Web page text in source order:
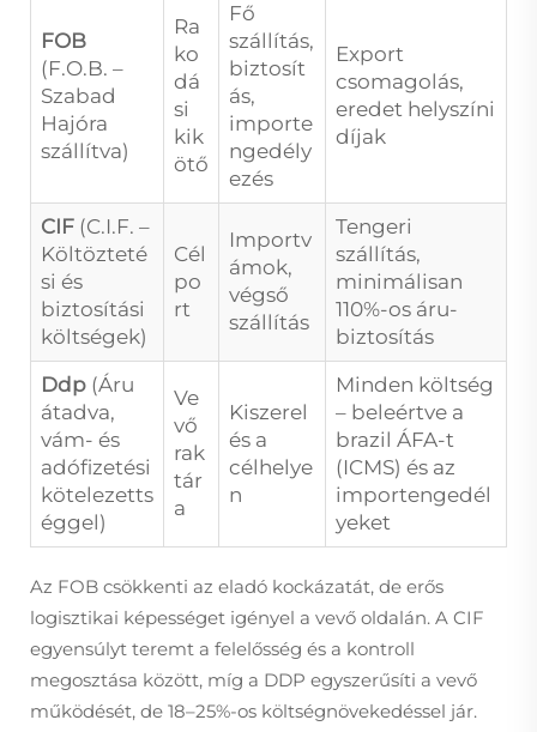
FOB
(F.O.B. –
Szabad
Hajóra
szállítva)
Ra
ko
dá
si
kik
ötő
Fő
szállítás,
biztosít
ás,
importe
ngedély
ezés
Export
csomagolás,
eredet helyszíni
díjak
CIF (C.I.F. –
Költözteté
si és
biztosítási
költségek)
Cél
po
rt
Importv
ámok,
végső
szállítás
Tengeri
szállítás,
minimálisan
110%-os áru-
biztosítás
Ddp (Áru
átadva,
vám- és
adófizetési
kötelezetts
éggel)
Ve
vő
rak
tár
a
Kiszerel
és a
célhelye
n
Minden költség
– beleértve a
brazil ÁFA-t
(ICMS) és az
importengedél
yeket
Az FOB csökkenti az eladó kockázatát, de erős
logisztikai képességet igényel a vevő oldalán. A CIF
egyensúlyt teremt a felelősség és a kontroll
megosztása között, míg a DDP egyszerűsíti a vevő
működését, de 18–25%-os költségnövekedéssel jár.